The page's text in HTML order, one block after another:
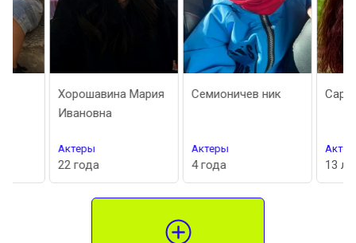
Хорошавина Мария
Ивановна
Актеры
22 года
Семионичев ник
Актеры
4 года
Сарделла
Актеры
13 лет